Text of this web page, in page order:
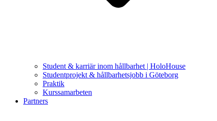
Student & karriär inom hållbarhet | HoloHouse
Studentprojekt & hållbarhetsjobb i Göteborg
Praktik
Kurssamarbeten
Partners